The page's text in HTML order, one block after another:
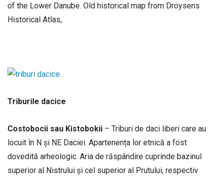
of the Lower Danube. Old historical map from Droysens
Historical Atlas,
Triburile dacice
Costobocii sau Kistobokii – Triburi de daci liberi care au
locuit în N și NE Daciei. Apartenența lor etnică a fost
dovedită arheologic. Aria de răspândire cuprinde bazinul
superior al Nistrului și cel superior al Prutului, respectiv